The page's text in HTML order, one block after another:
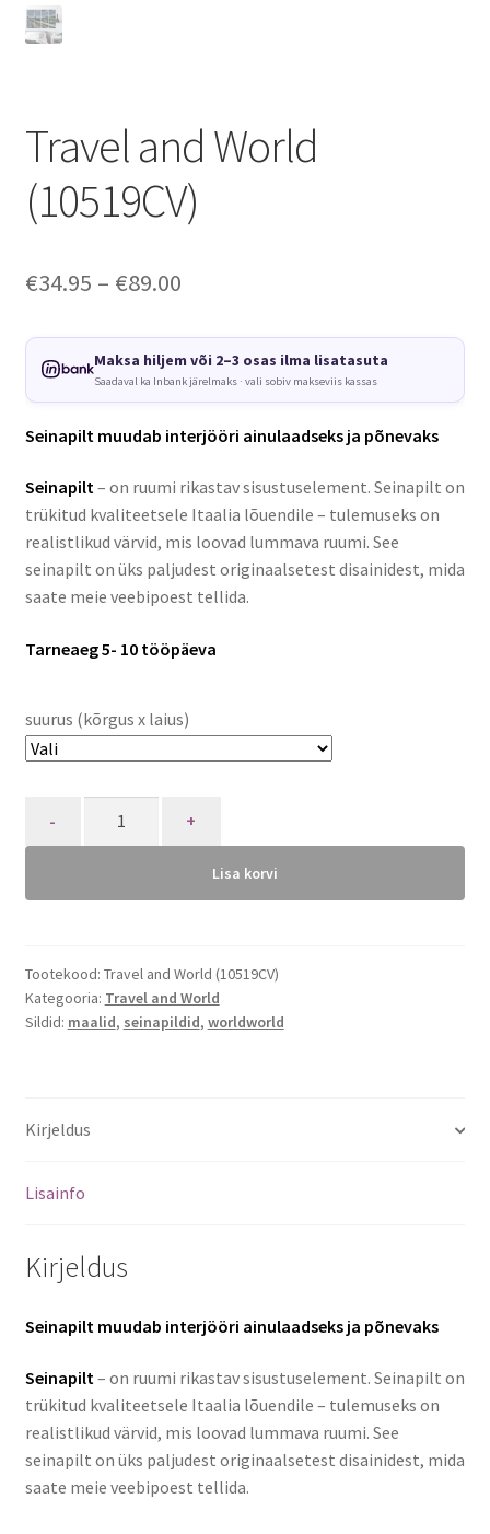
Travel and World
(10519CV)
€34.95 – €89.00Price
€34.95
through
€89.00
Maksa hiljem või 2–3 osas ilma lisatasuta
Saadaval ka Inbank järelmaks · vali sobiv makseviis kassas
Seinapilt muudab interjööri ainulaadseks ja põnevaks
Seinapilt– on ruumi rikastav sisustuselement. Seinapilt on
trükitud kvaliteetsele Itaalia lõuendile – tulemuseks on
realistlikud värvid, mis loovad lummava ruumi. See
seinapilt on üks paljudest originaalsetest disainidest, mida
saate meie veebipoest tellida.
Tarneaeg 5- 10 tööpäeva
suurus (kõrgus x laius)
Lisa korvi
Tootekood: Travel and World (10519CV)
Kategooria: Travel and World
Sildid: maalid, seinapildid, worldworld
Kirjeldus
Lisainfo
Kirjeldus
Seinapilt muudab interjööri ainulaadseks ja põnevaks
Seinapilt– on ruumi rikastav sisustuselement. Seinapilt on
trükitud kvaliteetsele Itaalia lõuendile – tulemuseks on
realistlikud värvid, mis loovad lummava ruumi. See
seinapilt on üks paljudest originaalsetest disainidest, mida
saate meie veebipoest tellida.